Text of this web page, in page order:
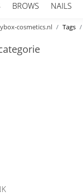
BROWS NAILS
cosmetics.nl Tags